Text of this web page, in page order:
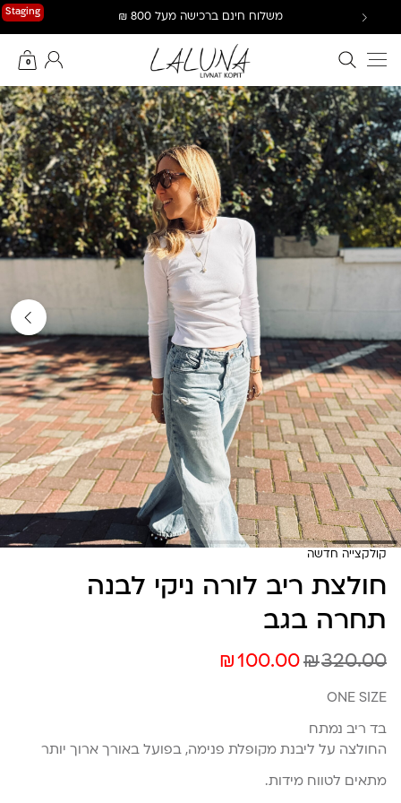
Staging משלוח חינם ברכישה מעל 800 ₪
חיפוש באתר
0
החשבון שלי
קולקצייה חדשה
חולצת ריב לורה ניקי לבנה
תחרה בגב
₪100.00₪320.00
ONE SIZE
בד ריב נמתח
החולצה על ליבנת מקופלת פנימה, בפועל באורך ארוך יותר
מתאים לטווח מידות.